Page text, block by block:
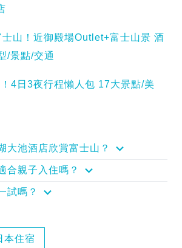
山！近御殿場Outlet+富士山景 酒
/景點/交通
4日3夜行程懶人包 17大景點/美
大池酒店欣賞富士山？
合親子入住嗎？
試嗎？
本住宿